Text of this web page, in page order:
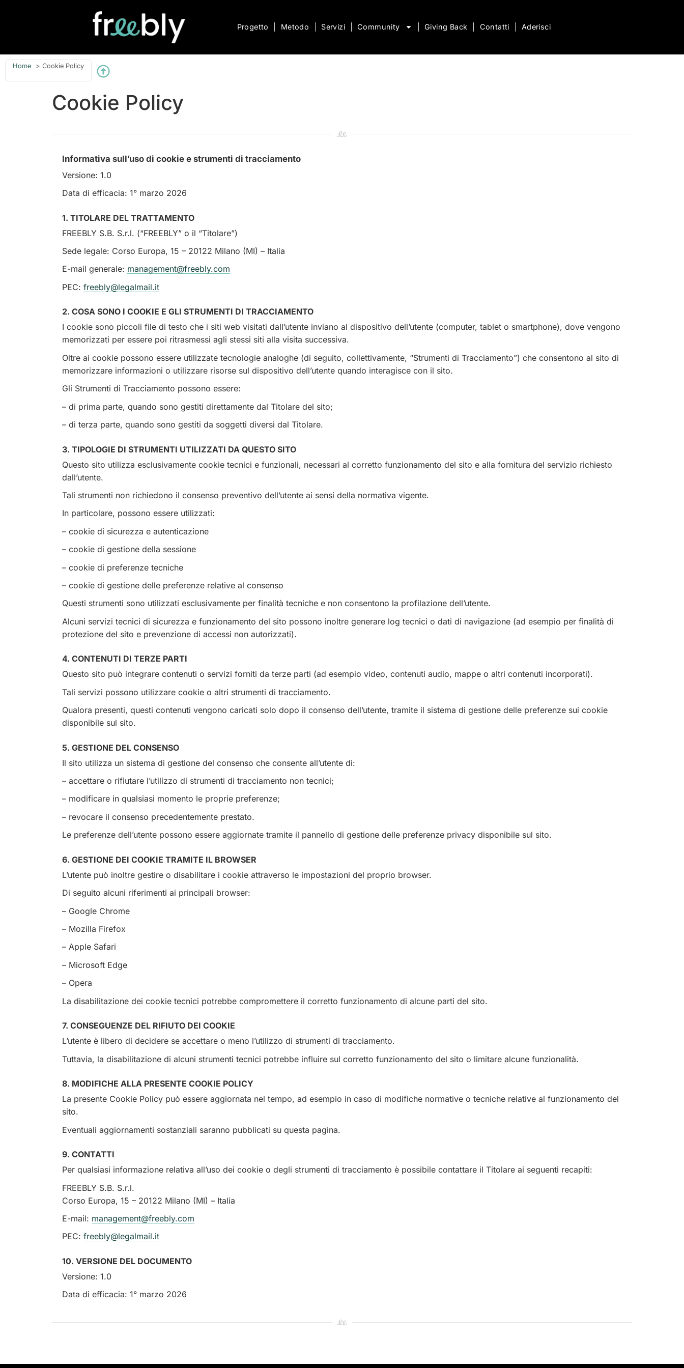
Progetto Metodo Servizi Community Giving Back Contatti Aderisci
Home Cookie Policy
Cookie Policy
Informativa sull’uso di cookie e strumenti di tracciamento
Versione: 1.0
Data di efficacia: 1° marzo 2026
1. TITOLARE DEL TRATTAMENTO
FREEBLY S.B. S.r.l. (“FREEBLY” o il “Titolare”)
Sede legale: Corso Europa, 15 – 20122 Milano (MI) – Italia
E-mail generale: management@freebly.com
PEC: freebly@legalmail.it
2. COSA SONO I COOKIE E GLI STRUMENTI DI TRACCIAMENTO
I cookie sono piccoli file di testo che i siti web visitati dall’utente inviano al dispositivo dell’utente (computer, tablet o smartphone), dove vengono
memorizzati per essere poi ritrasmessi agli stessi siti alla visita successiva.
Oltre ai cookie possono essere utilizzate tecnologie analoghe (di seguito, collettivamente, “Strumenti di Tracciamento”) che consentono al sito di
memorizzare informazioni o utilizzare risorse sul dispositivo dell’utente quando interagisce con il sito.
Gli Strumenti di Tracciamento possono essere:
– di prima parte, quando sono gestiti direttamente dal Titolare del sito;
– di terza parte, quando sono gestiti da soggetti diversi dal Titolare.
3. TIPOLOGIE DI STRUMENTI UTILIZZATI DA QUESTO SITO
Questo sito utilizza esclusivamente cookie tecnici e funzionali, necessari al corretto funzionamento del sito e alla fornitura del servizio richiesto
dall’utente.
Tali strumenti non richiedono il consenso preventivo dell’utente ai sensi della normativa vigente.
In particolare, possono essere utilizzati:
– cookie di sicurezza e autenticazione
– cookie di gestione della sessione
– cookie di preferenze tecniche
– cookie di gestione delle preferenze relative al consenso
Questi strumenti sono utilizzati esclusivamente per finalità tecniche e non consentono la profilazione dell’utente.
Alcuni servizi tecnici di sicurezza e funzionamento del sito possono inoltre generare log tecnici o dati di navigazione (ad esempio per finalità di
protezione del sito e prevenzione di accessi non autorizzati).
4. CONTENUTI DI TERZE PARTI
Questo sito può integrare contenuti o servizi forniti da terze parti (ad esempio video, contenuti audio, mappe o altri contenuti incorporati).
Tali servizi possono utilizzare cookie o altri strumenti di tracciamento.
Qualora presenti, questi contenuti vengono caricati solo dopo il consenso dell’utente, tramite il sistema di gestione delle preferenze sui cookie
disponibile sul sito.
5. GESTIONE DEL CONSENSO
Il sito utilizza un sistema di gestione del consenso che consente all’utente di:
– accettare o rifiutare l’utilizzo di strumenti di tracciamento non tecnici;
– modificare in qualsiasi momento le proprie preferenze;
– revocare il consenso precedentemente prestato.
Le preferenze dell’utente possono essere aggiornate tramite il pannello di gestione delle preferenze privacy disponibile sul sito.
6. GESTIONE DEI COOKIE TRAMITE IL BROWSER
L’utente può inoltre gestire o disabilitare i cookie attraverso le impostazioni del proprio browser.
Di seguito alcuni riferimenti ai principali browser:
– Google Chrome
– Mozilla Firefox
– Apple Safari
– Microsoft Edge
– Opera
La disabilitazione dei cookie tecnici potrebbe compromettere il corretto funzionamento di alcune parti del sito.
7. CONSEGUENZE DEL RIFIUTO DEI COOKIE
L’utente è libero di decidere se accettare o meno l’utilizzo di strumenti di tracciamento.
Tuttavia, la disabilitazione di alcuni strumenti tecnici potrebbe influire sul corretto funzionamento del sito o limitare alcune funzionalità.
8. MODIFICHE ALLA PRESENTE COOKIE POLICY
La presente Cookie Policy può essere aggiornata nel tempo, ad esempio in caso di modifiche normative o tecniche relative al funzionamento del
sito.
Eventuali aggiornamenti sostanziali saranno pubblicati su questa pagina.
9. CONTATTI
Per qualsiasi informazione relativa all’uso dei cookie o degli strumenti di tracciamento è possibile contattare il Titolare ai seguenti recapiti:
FREEBLY S.B. S.r.l.
Corso Europa, 15 – 20122 Milano (MI) – Italia
E-mail: management@freebly.com
PEC: freebly@legalmail.it
10. VERSIONE DEL DOCUMENTO
Versione: 1.0
Data di efficacia: 1° marzo 2026